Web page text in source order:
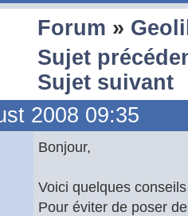
Forum »
Sujet
Sujet suivant
2008 09:35
Bonjour,
Voici quelques
Pour éviter de poser